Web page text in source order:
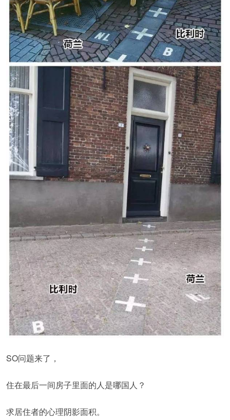
SO问题来了，
住在最后一间房子里面的人是哪国人？
求居住者的心理阴影面积。